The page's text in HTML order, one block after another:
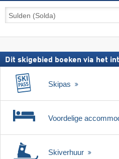
incl.
Dit skigebied boeken via het
Skipas
Voordelige
Skiverhuur